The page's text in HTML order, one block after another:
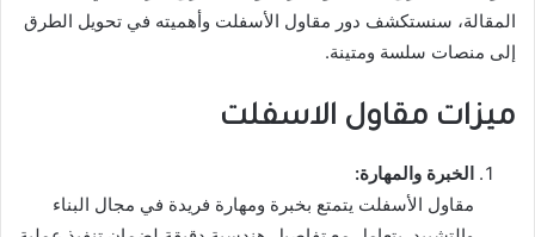
المقالة، سنستكشف دور مقاول الأسفلت وأهميته في تحويل الطرق
إلى منصات سلسة ومتينة.
ميزات مقاول الاسفلت
الخبرة والمهارة:
مقاول الأسفلت يتمتع بخبرة ومهارة فريدة في مجال البناء